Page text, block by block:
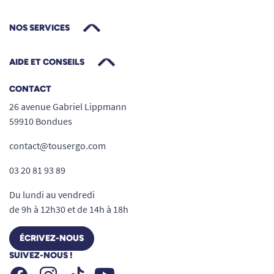
Pourquoi choisir le chemisier senior à
Le chemisier senior à fermeture aimantée
forESTIME répond à un besoin concret : faciliter
l'habillage tout en conservant élégance et
autonomie.
Fermeture aimantée brevetée invisible.
Poignets aimantés pratiques.
Coupe confortable avec pli creux au dos.
Matière 100 % viscose fluide et légère.
Fabrication française dans les Hauts-de-
France.
NOS SERVICES
AIDE ET CONSEILS
CONTACT
26 avenue Gabriel Lippmann
59910 Bondues
contact@tousergo.com
03 20 81 93 89
Du lundi au vendredi
de 9h à 12h30 et de 14h à 18h
ÉCRIVEZ-NOUS
SUIVEZ-NOUS !